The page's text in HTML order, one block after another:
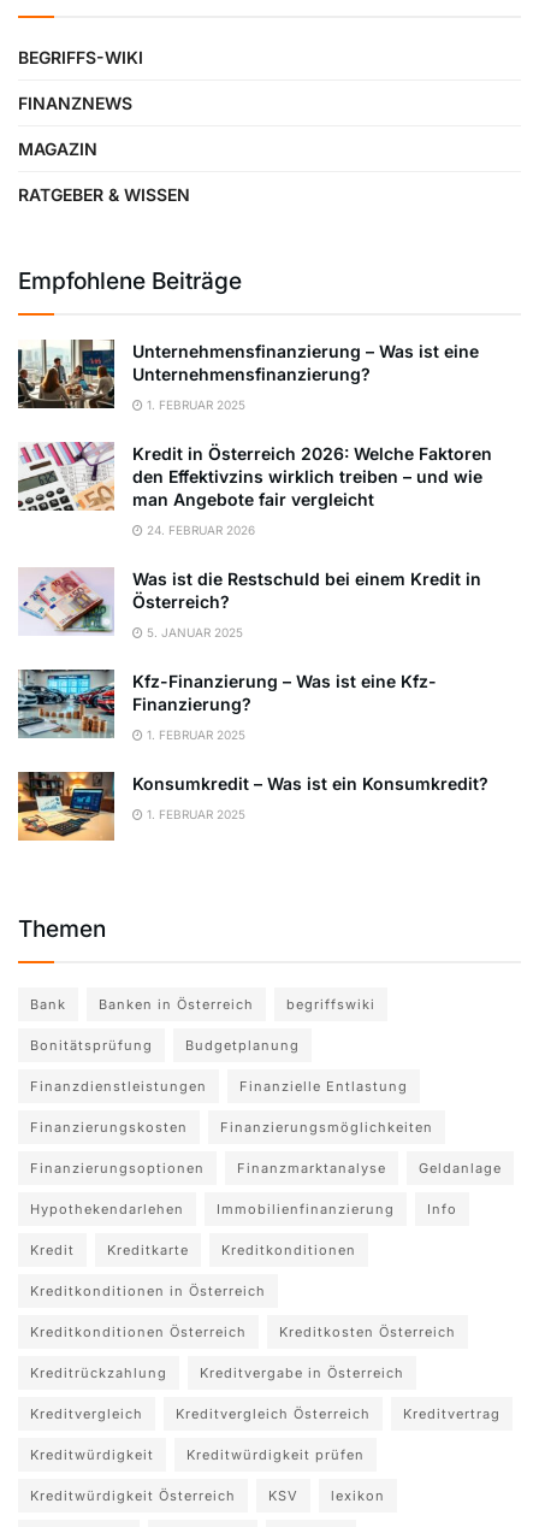
BEGRIFFS-WIKI
FINANZNEWS
MAGAZIN
RATGEBER & WISSEN
Empfohlene Beiträge
Unternehmensfinanzierung – Was ist eine
Unternehmensfinanzierung?
1. FEBRUAR 2025
Kredit in Österreich 2026: Welche Faktoren
den Effektivzins wirklich treiben – und wie
man Angebote fair vergleicht
24. FEBRUAR 2026
Was ist die Restschuld bei einem Kredit in
Österreich?
5. JANUAR 2025
Kfz-Finanzierung – Was ist eine Kfz-
Finanzierung?
1. FEBRUAR 2025
Konsumkredit – Was ist ein Konsumkredit?
1. FEBRUAR 2025
Themen
Bank Banken in Österreich begriffswiki
Bonitätsprüfung Budgetplanung
Finanzdienstleistungen Finanzielle Entlastung
Finanzierungskosten Finanzierungsmöglichkeiten
Finanzierungsoptionen Finanzmarktanalyse Geldanlage
Hypothekendarlehen Immobilienfinanzierung Info
Kredit Kreditkarte Kreditkonditionen
Kreditkonditionen in Österreich
Kreditkonditionen Österreich Kreditkosten Österreich
Kreditrückzahlung Kreditvergabe in Österreich
Kreditvergleich Kreditvergleich Österreich Kreditvertrag
Kreditwürdigkeit Kreditwürdigkeit prüfen
Kreditwürdigkeit Österreich KSV lexikon